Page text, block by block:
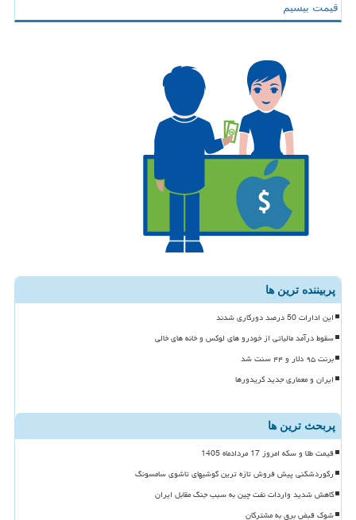
قیمت بیسیم
پربیننده ترین ها
این ادارات 50 درصد دورکاری شدند
سقوط درآمد مالیاتی از خودرو های لوکس و خانه های خالی
برنت ۹۵ دلار و ۴۴ سنت شد
ایران و معماری جدید کریدورها
پربحث ترین ها
قیمت طلا و سکه امروز 17 مردادماه 1405
رکوردشکنی پیش فروش تازه ترین گوشیهای تاشوی سامسونگ
کاهش شدید واردات نفت چین به سبب جنگ مقابل ایران
شوک قبض برق به مشترکان